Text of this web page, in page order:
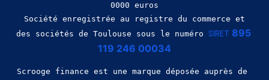
0000 euros
des sociétés de Toulouse sous le numéro SIRET 895
119 246 00034
Scrooge finance est une marque déposée auprès de